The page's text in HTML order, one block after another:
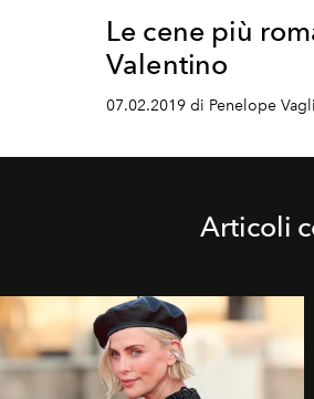
Le cene più
Valentino
07.02.2019 di Penelope
Articoli